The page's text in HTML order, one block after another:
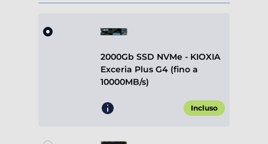
2000Gb SSD NVMe - KIOXIA
Exceria Plus G4 (fino a
10000MB/s)
Incluso